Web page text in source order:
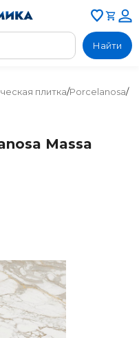
Найти
плитка/Porcelanosa/
Massa